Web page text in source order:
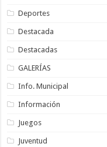
Deportes
Destacada
Destacadas
GALERÍAS
Info. Municipal
Información
Juegos
Juventud